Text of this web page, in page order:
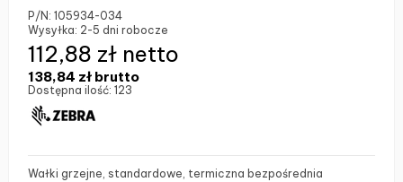
P/N: 105934-034
Wysyłka: 2-5 dni robocze
138,84 zł brutto
112,88 zł netto
Dostępna ilość: 123
Wałki grzejne, standardowe, termiczna bezpośrednia